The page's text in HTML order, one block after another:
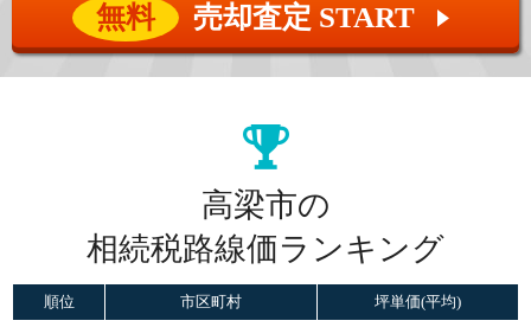
無料 売却査定 START ▲
高梁市の
相続税路線価ランキング
順位 市区町村 坪単価(平均)